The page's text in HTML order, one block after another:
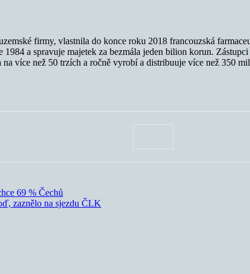
firmy, vlastnila do konce roku 2018 francouzská
a spravuje majetek za bezmála jeden bilion korun.
více než 50 trzích a ročně vyrobí a distribuuje více než 350
69 % Čechů
zaznělo na sjezdu ČLK